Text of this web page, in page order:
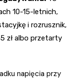
10-15-letnich,
i rozrusznik,
zł albo przetarty
napięcia przy